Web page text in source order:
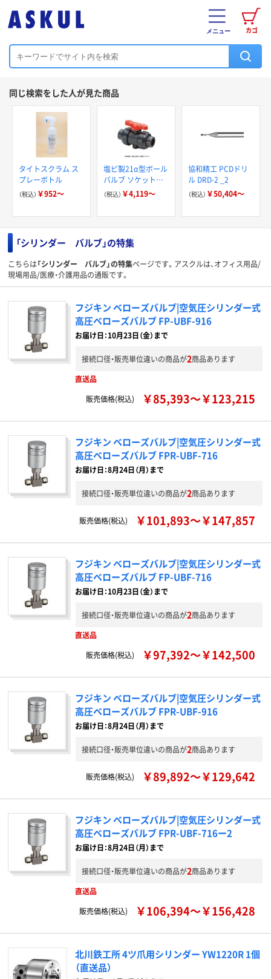
カゴ
メニュー
同じ検索をした人が見た商品
タイトスクラム ス
プレーボトル
（税込） ￥952～
塩ビ製21α型ボール
バルブ ソケットタ
イプ
（税込） ￥4,119～
協和精工 PCDドリ
ル DRD-2 _2
（税込） ￥50,404～
「シリンダー バルブ」の特集
こちらは「シリンダー バルブ」の特集ページです。アスクルは、オフィス用品/
現場用品/医療・介護用品の通販です。
フジキン ベローズバルブ|空気圧シリンダー式
高圧ベローズバルブ FP-UBF-916
お届け日：10月23日（金）まで
接続口径・販売単位違いの商品が2商品あります
直送品
販売価格(税込)
￥85,393～￥123,215
フジキン ベローズバルブ|空気圧シリンダー式
高圧ベローズバルブ FPR-UBF-716
お届け日：8月24日（月）まで
接続口径・販売単位違いの商品が2商品あります
販売価格(税込) ￥101,893～￥147,857
フジキン ベローズバルブ|空気圧シリンダー式
高圧ベローズバルブ FP-UBF-716
お届け日：10月23日（金）まで
接続口径・販売単位違いの商品が2商品あります
直送品
販売価格(税込)
￥97,392～￥142,500
フジキン ベローズバルブ|空気圧シリンダー式
高圧ベローズバルブ FPR-UBF-916
お届け日：8月24日（月）まで
接続口径・販売単位違いの商品が2商品あります
販売価格(税込) ￥89,892～￥129,642
フジキン ベローズバルブ|空気圧シリンダー式
高圧ベローズバルブ FPR-UBF-716ー2
お届け日：8月24日（月）まで
接続口径・販売単位違いの商品が2商品あります
直送品
販売価格(税込)
￥106,394～￥156,428
北川鉄工所 4ツ爪用シリンダー YW1220R 1個
（直送品）